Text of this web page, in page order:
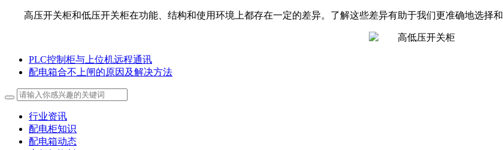
高压开关柜和低压开关柜在功能、结构和使用环境上都存在一定的差异。了解这些差异有助于我们更准确地选择
PLC控制柜与上位机远程通讯
配电箱合不上闸的原因及解决方法
行业资讯
配电柜知识
配电箱动态